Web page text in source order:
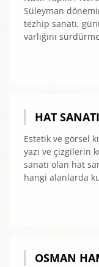
Süleyman
tezhip sanatı,
varlığını
HAT
Estetik ve görsel
yazı ve çizgilerin
sanatı olan hat
hangi alanlarda
OSMAN